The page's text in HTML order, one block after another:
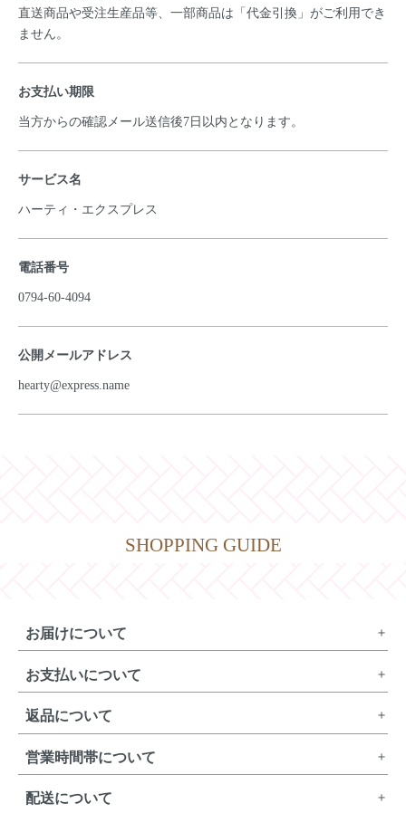
直送商品や受注生産品等、一部商品は「代金引換」がご利用でき
ません。
お支払い期限
当方からの確認メール送信後7日以内となります。
サービス名
ハーティ・エクスプレス
電話番号
0794-60-4094
公開メールアドレス
hearty@express.name
SHOPPING GUIDE
お届けについて
お支払いについて
返品について
営業時間帯について
配送について